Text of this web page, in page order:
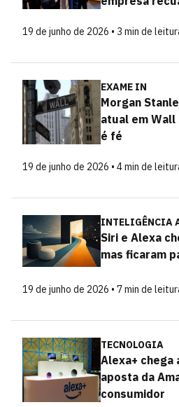
19 de junho de 2026 • 3 min de
EXAME IN
Morgan
atual em
é fé
19 de junho de 2026 • 4 min de
INTELIGÊNCIA
Siri e Alexa
mas ficaram
19 de junho de 2026 • 7 min de
TECNOLOGIA
Alexa+ chega
aposta da
consumidor